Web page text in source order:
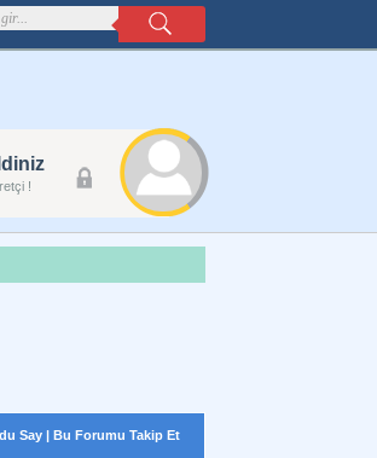
!
Say | Bu Forumu Takip Et